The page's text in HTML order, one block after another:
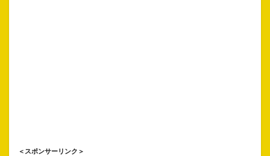
＜スポンサーリンク＞